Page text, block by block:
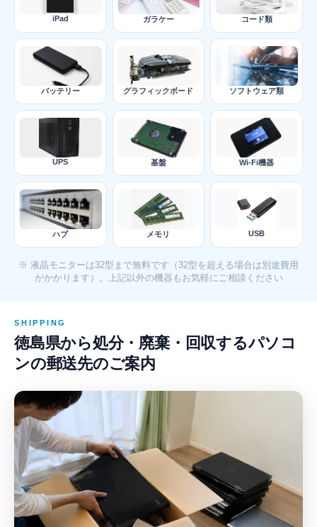
iPad ガラケー コード類
バッテリー グラフィックボード ソフトウェア類
UPS 基盤 Wi-Fi機器
ハブ メモリ USB
※ 液晶モニターは32型まで無料です（32型を超える場合は別途費用
がかかります）。上記以外の機器もお気軽にご相談ください
SHIPPING
徳島県から処分・廃棄・回収するパソコ
ンの郵送先のご案内